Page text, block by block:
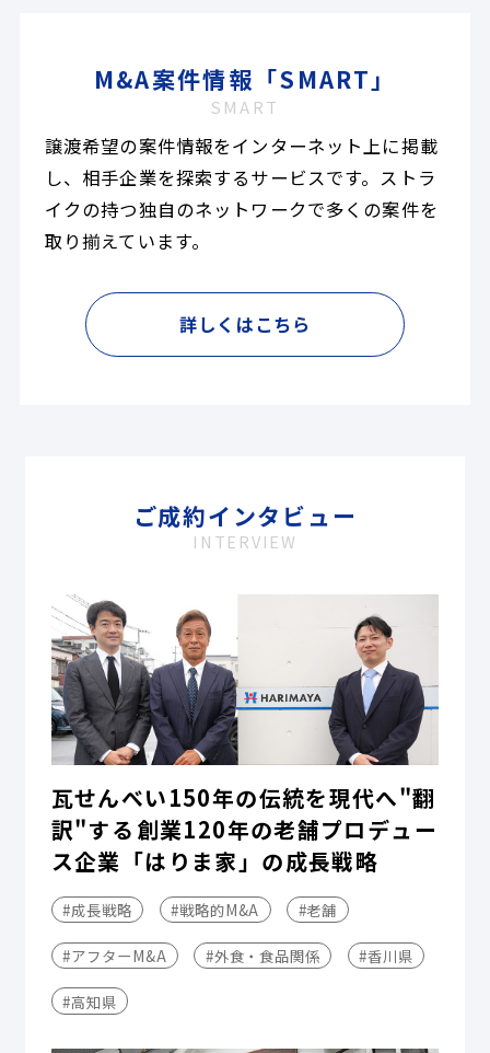
M&A案件情報「SMART」
SMART
譲渡希望の案件情報をインターネット上に掲載
し、相手企業を探索するサービスです。ストラ
イクの持つ独自のネットワークで多くの案件を
取り揃えています。
詳しくはこちら
ご成約インタビュー
INTERVIEW
瓦せんべい150年の伝統を現代へ"翻
訳"する――創業120年の老舗プロデュー
ス企業「はりま家」の成長戦略
#成長戦略 #戦略的M&A #老舗
#アフターM&A #外食・食品関係 #香川県
#高知県